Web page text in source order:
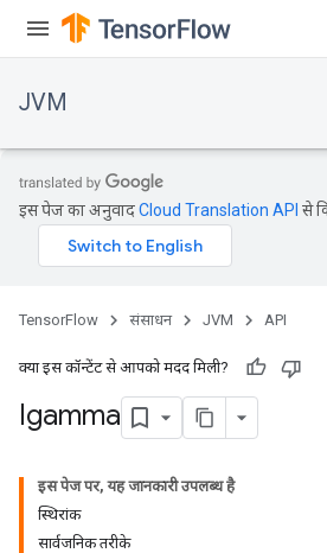
JVM
इस पेज का अनुवादCloud Translation API से
TensorFlow संसाधन JVM API
क्या इस कॉन्टेंट से आपको मदद मिली?
Igamma
इस पेज पर, यह जानकारी उपलब्ध है
स्थिरांक
सार्वजनिक तरीके